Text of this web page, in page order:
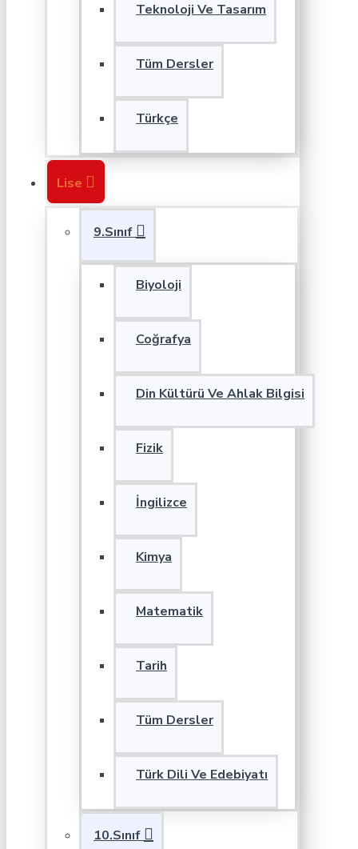
Teknoloji Ve Tasarım
Tüm Dersler
Türkçe
Lise
9.Sınıf
Biyoloji
Coğrafya
Din Kültürü Ve Ahlak Bilgisi
Fizik
İngilizce
Kimya
Matematik
Tarih
Tüm Dersler
Türk Dili Ve Edebiyatı
10.Sınıf